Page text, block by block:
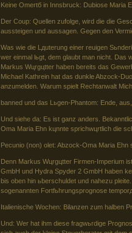
Keine Omertб in Innsbruck: Dubiose Maria
Der Coup: Quellen zufolge, wird die die
aussteigen und aussagen. Gegen den
Was wie die Lдuterung einer reuigen
wer einmal lьgt, dem glaubt man nicht. Das
Markus Wцrgцtter haben bereits das
Michael Kathrein hat das dunkle Abzock-
anzumelden. Warum spielt Rechtanwalt
banned und das Lьgen-Phantom: Ende,
Und siehe da: Es ist ganz anders.
Oma Maria Ehn kцnnte sprichwцrtlich die
Pecunio (non) olet: Abzock-Oma Maria Ehn
Denn Markus Wцrgцtter Firmen-Imperium
GmbH und Hydra Spyder 2 GmbH haben
bis oben hin ьberschuldet und nahezu
sogenannten Fortfьhrungsprognose
Italienische Wochen: Bilanzen zum halben
Und: Wer hat ihm diese fragwьrdige